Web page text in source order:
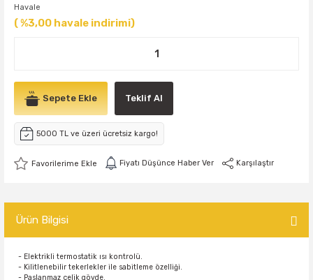
Havale
( %3,00 havale indirimi)
Sepete Ekle Teklif Al
5000 TL ve üzeri ücretsiz kargo!
Fiyatı Düşünce Haber Ver Karşılaştır
Ürün Bilgisi
- Elektrikli termostatik ısı kontrolü.
- Kilitlenebilir tekerlekler ile sabitleme özelliği.
- Paslanmaz çelik gövde.